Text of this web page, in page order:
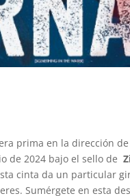
prima en la dirección de
de 2024 bajo el sello de
cinta da un particular
Sumérgete en esta